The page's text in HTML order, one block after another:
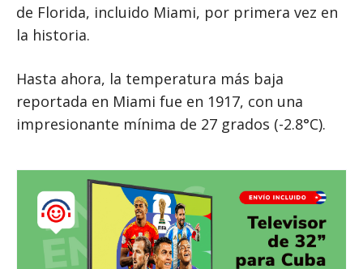
de Florida, incluido Miami, por primera vez en
la historia.
Hasta ahora, la temperatura más baja
reportada en Miami fue en 1917, con una
impresionante mínima de 27 grados (-2.8°C).